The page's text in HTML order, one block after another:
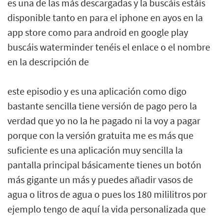
es una de las más descargadas y la buscáis estáis
disponible tanto en para el iphone en ayos en la
app store como para android en google play
buscáis waterminder tenéis el enlace o el nombre
en la descripción de
este episodio y es una aplicación como digo
bastante sencilla tiene versión de pago pero la
verdad que yo no la he pagado ni la voy a pagar
porque con la versión gratuita me es más que
suficiente es una aplicación muy sencilla la
pantalla principal básicamente tienes un botón
más gigante un más y puedes añadir vasos de
agua o litros de agua o pues los 180 mililitros por
ejemplo tengo de aquí la vida personalizada que